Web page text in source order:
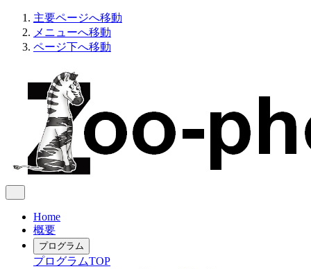
主要ページへ移動
メニューへ移動
ページ下へ移動
Home
概要
プログラム
プログラムTOP